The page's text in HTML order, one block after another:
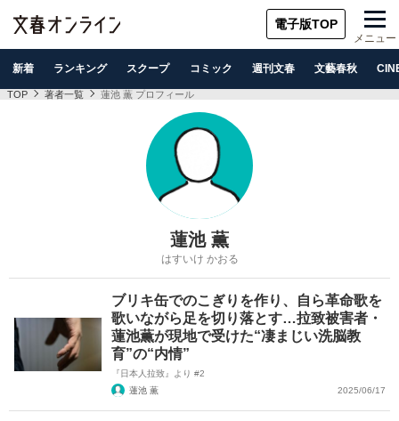
電子版TOP
メニュー
新着 ランキング スクープ コミック 週刊文春 文藝春秋
TOP 著者一覧 蓮池 薫 プロフィール
蓮池 薫
はすいけ かおる
ブリキ缶でのこぎりを作り、自ら革命歌を
歌いながら足を切り落とす…拉致被害者・
蓮池薫が現地で受けた“凄まじい洗脳教
育”の“内情”
『日本人拉致』より #2
蓮池 薫
2025/06/17